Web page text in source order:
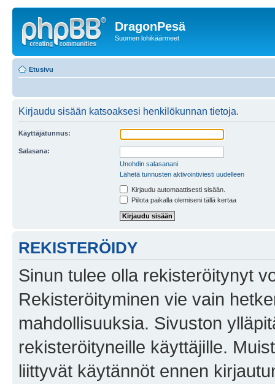
DragonPesä
Suomen lohikäärmeet
Etusivu
Kirjaudu sisään katsoaksesi henkilökunnan tietoja.
Käyttäjätunnus:
Salasana:
Unohdin salasanani
Lähetä tunnusten aktivointiviesti uudelleen
Kirjaudu automaattisesti sisään.
Piilota paikalla olemiseni tällä kertaa
REKISTERÖIDY
Sinun tulee olla rekisteröitynyt
Rekisteröityminen vie vain
mahdollisuuksia. Sivuston
rekisteröityneille käyttäjille.
liittyvät käytännöt ennen